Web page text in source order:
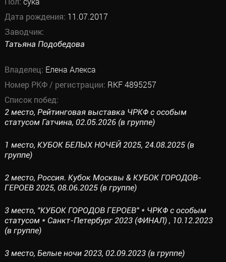
Дата рождения: 11.07.2017
Заводчик:
Татьяна Подобедова
Владелец: Елена Алекса
Номер РКФ / регистрации: RKF 4895257
Список побед:
2 место, Рейтинговая выставка ЧРКФ с особым
статусом Гатчина, 02.05.2026 (в группе)
1 место, КУБОК БЕЛЫХ НОЧЕЙ 2025, 24.08.2025 (в
группе)
2 место, Россия. Кубок Москвы & КУБОК ГОРОДОВ-
ГЕРОЕВ 2025, 08.06.2025 (в группе)
3 место, "КУБОК ГОРОДОВ ГЕРОЕВ" * ЧРКФ с особым
статусом * Санкт-Петербург 2023 (ФИНАЛ) , 10.12.2023
(в группе)
3 место, Белые ночи 2023, 02.09.2023 (в группе)